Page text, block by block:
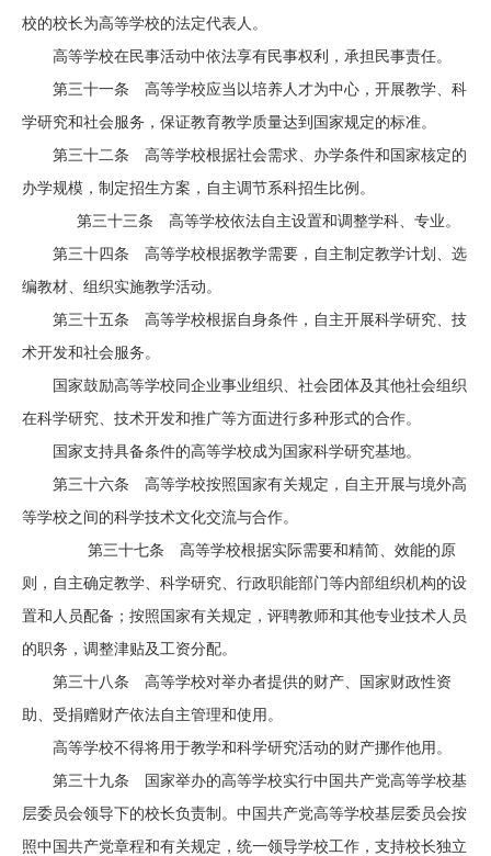
校的校长为高等学校的法定代表人。
高等学校在民事活动中依法享有民事权利，承担民事责任。
第三十一条 高等学校应当以培养人才为中心，开展教学、科
学研究和社会服务，保证教育教学质量达到国家规定的标准。
第三十二条 高等学校根据社会需求、办学条件和国家核定的
办学规模，制定招生方案，自主调节系科招生比例。
第三十三条 高等学校依法自主设置和调整学科、专业。
第三十四条 高等学校根据教学需要，自主制定教学计划、选
编教材、组织实施教学活动。
第三十五条 高等学校根据自身条件，自主开展科学研究、技
术开发和社会服务。
国家鼓励高等学校同企业事业组织、社会团体及其他社会组织
在科学研究、技术开发和推广等方面进行多种形式的合作。
国家支持具备条件的高等学校成为国家科学研究基地。
第三十六条 高等学校按照国家有关规定，自主开展与境外高
等学校之间的科学技术文化交流与合作。
第三十七条 高等学校根据实际需要和精简、效能的原
则，自主确定教学、科学研究、行政职能部门等内部组织机构的设
置和人员配备；按照国家有关规定，评聘教师和其他专业技术人员
的职务，调整津贴及工资分配。
第三十八条 高等学校对举办者提供的财产、国家财政性资
助、受捐赠财产依法自主管理和使用。
高等学校不得将用于教学和科学研究活动的财产挪作他用。
第三十九条 国家举办的高等学校实行中国共产党高等学校基
层委员会领导下的校长负责制。中国共产党高等学校基层委员会按
照中国共产党章程和有关规定，统一领导学校工作，支持校长独立